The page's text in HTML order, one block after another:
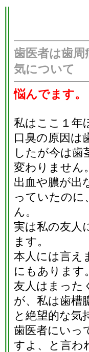
歯医者は歯
気について
悩んでます。
私はここ１年
口臭の原因は
したが今は歯
変わりません
出血や膿が出
っていたのに
ん。
実は私の友人
ます。
本人には言え
にもあります
友人はまった
が、私は歯槽
と絶望的な気
歯医者にいっ
すよ、と言わ